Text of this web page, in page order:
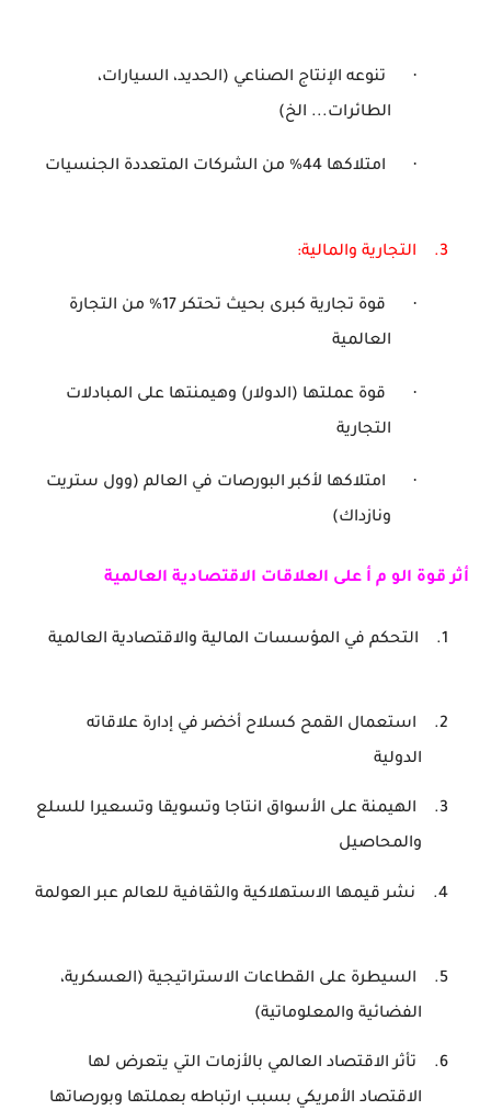
·
تنوعه الإنتاج الصناعي (الحديد، السيارات،
الطائرات... الخ)
· امتلاكها 44 % من الشركات المتعددة الجنسيات
3. التجارية والمالية:
· قوة تجارية كبرى بحيث تحتكر 17 % من التجارة
العالمية
·
قوة عملتها (الدولار) وهيمنتها على المبادلات
التجارية
·
امتلاكها لأكبر البورصات في العالم (وول ستريت
ونازداك)
أثر قوة الو م أ على العلاقات الاقتصادية العالمية
1. التحكم في المؤسسات المالية والاقتصادية العالمية
2.
استعمال القمح كسلاح أخضر في إدارة علاقاته
الدولية
3.
الهيمنة على الأسواق انتاجا وتسويقا وتسعيرا للسلع
والمحاصيل
4. نشر قيمها الاستهلاكية والثقافية للعالم عبر العولمة
5.
السيطرة على القطاعات الاستراتيجية (العسكرية،
الفضائية والمعلوماتية)
6.
تأثر الاقتصاد العالمي بالأزمات التي يتعرض لها
الاقتصاد الأمريكي بسبب ارتباطه بعملتها وبورصاتها